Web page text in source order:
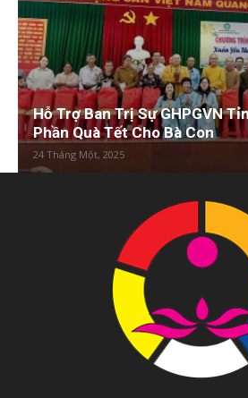
Hỗ Trợ Ban Trị Sự GHPGVN
Phần Quà Tết Cho Bà Con
24 Tháng Một, 2025